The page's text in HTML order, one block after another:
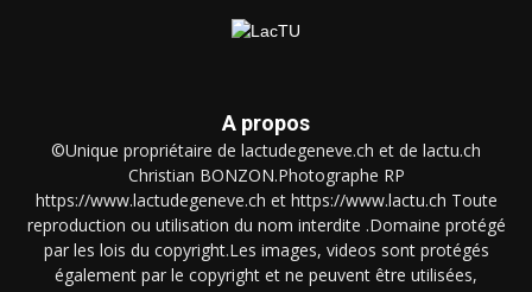
A propos
©Unique propriétaire de lactudegeneve.ch et de lactu.ch
Christian BONZON.Photographe RP
https://www.lactudegeneve.ch et https://www.lactu.ch Toute
reproduction ou utilisation du nom interdite .Domaine protégé
par les lois du copyright.Les images, videos sont protégés
également par le copyright et ne peuvent être utilisées,